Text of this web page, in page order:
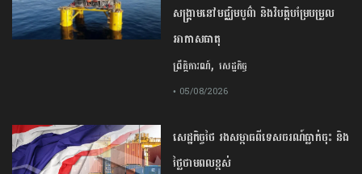
សង្គ្រាមនៅមជ្ឈិមបូព៌ា និងវិបត្តិបម្រែបម្រួល
អាកាសធាតុ
ព្រឹត្តិការណ៍, សេដ្ឋកិច្ច
• 05/08/2026
សេដ្ឋកិច្ច​ថៃ​ រង​សម្ពាធ​ពី​ទេសចរណ៍​ធ្លាក់ចុះ​ និង​
ថ្លៃ​ថាមពល​ខ្ពស់​